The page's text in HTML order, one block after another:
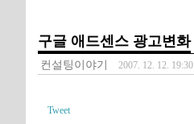
구글 애드센스 광고변화
컨설팅이야기 2007. 12. 12. 19:30
Tweet